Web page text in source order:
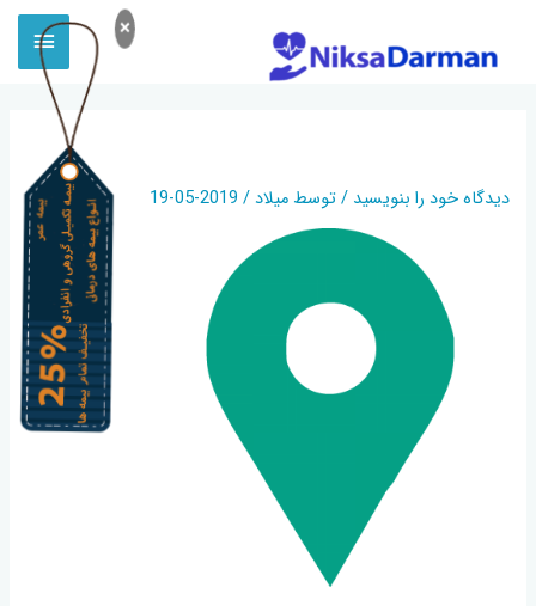
×
دیدگاه‌ خود را بنویسید / توسطمیلاد/
2019-05-19